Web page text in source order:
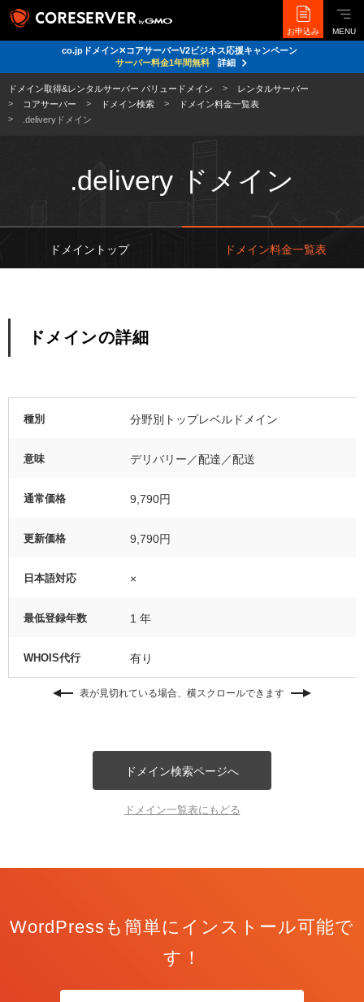
お申込み MENU
co.jpドメイン✕コアサーバーV2ビジネス応援キャンペーン
サーバー料金1年間無料
詳細
ドメイン取得&レンタルサーバー バリュードメイン
レンタルサーバー
コアサーバー
ドメイン検索
ドメイン料金一覧表
.deliveryドメイン
.delivery ドメイン
ドメイントップ ドメイン料金一覧表
ドメインの詳細
種別 分野別トップレベルドメイン
意味 デリバリー／配達／配送
通常価格 9,790円
更新価格 9,790円
日本語対応 ×
最低登録年数 1 年
WHOIS代行 有り
表が見切れている場合、横スクロールできます
ドメイン検索ページへ
ドメイン一覧表にもどる
WordPressも簡単にインストール可能で
す！